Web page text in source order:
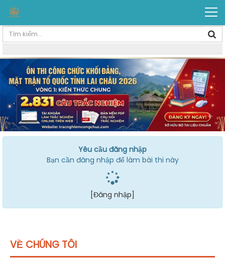
Yêu cầu đăng nhập
Bạn cần đăng nhập để làm bài thi này
[Đăng nhập]
VỀ CHÚNG TÔI